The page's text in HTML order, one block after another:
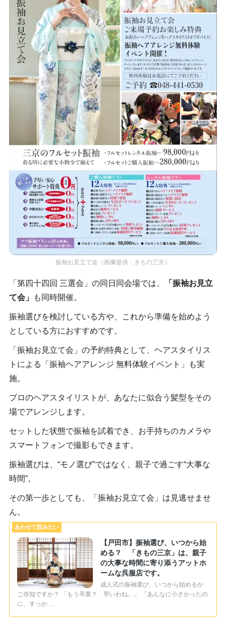
振袖お見立て会（画像提供：きもの三京）
「第四十四回 三選会」の同日同会場では、
「振袖お見立
て会」
も同時開催。
振袖選びを検討している方や、これから準備を始めよう
としている方におすすめです。
「振袖お見立て会」の予約特典として、ヘアスタイリス
トによる「振袖ヘアアレンジ 無料体験イベント」も実
施。
プロのヘアスタイリストが、あなたに似合う髪型をその
場でアレンジします。
セットした状態で振袖を試着でき、お手持ちのカメラや
スマートフォンで撮影もできます。
振袖選びは、“モノ選び”ではなく、親子で過ごす“大事な
時間”。
その第一歩としても、「振袖お見立て会」は見逃せませ
ん。
【戸田市】振袖選び、いつから始
める？ 「きもの三京」は、親子
の大事な時間に寄り添うアットホ
ームな呉服店です。
成人式の振袖選び、いつから始めるか
ご存知ですか？ 「もう卒業？ 早いわね。」 「あんなに小さかったの
に、すっか …